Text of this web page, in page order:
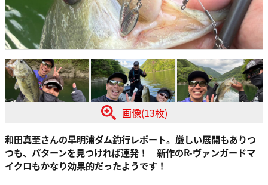
画像(13枚)
和田真至さんの早明浦ダム釣行レポート。厳しい展開もありつ
つも、パターンを見つければ連発！ 新作のR-ヴァンガードマ
イクロもかなり効果的だったようです！